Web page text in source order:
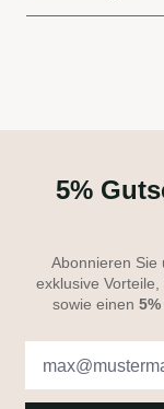
5%
Abonnieren Sie
exklusive
sowie einen